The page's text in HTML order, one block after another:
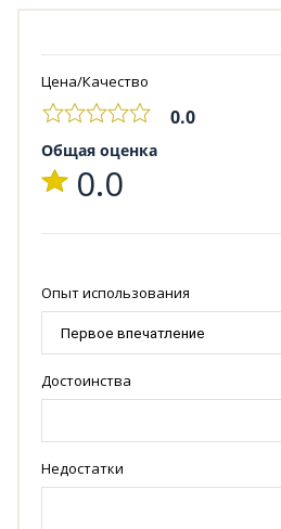
Цена/Качество
0.0
Общая оценка
0.0
Опыт использования
Достоинства
Недостатки